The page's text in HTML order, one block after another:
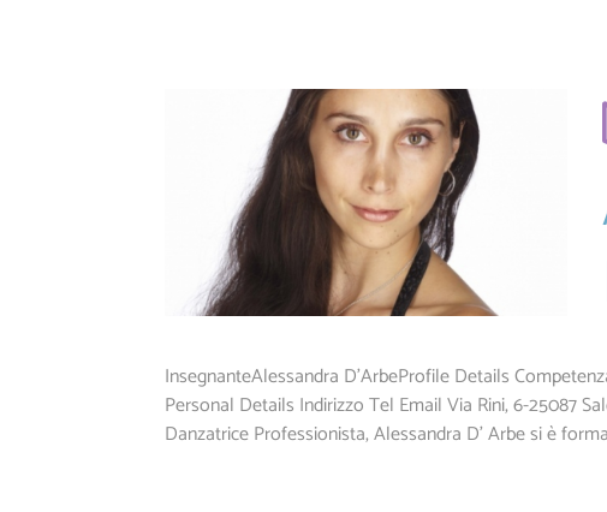
InsegnanteAlessandra D'ArbeProfile Details
Personal Details Indirizzo Tel Email Via Rini, 6-25087
Danzatrice Professionista, Alessandra D' Arbe si è